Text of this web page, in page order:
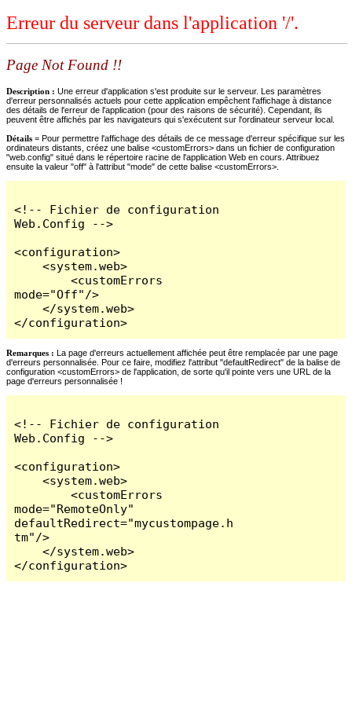
Erreur du serveur dans l'application '/'.
Page Not Found !!
Description : Une erreur d'application s'est produite sur le serveur. Les paramètres
d'erreur personnalisés actuels pour cette application empêchent l'affichage à distance
des détails de l'erreur de l'application (pour des raisons de sécurité). Cependant, ils
peuvent être affichés par les navigateurs qui s'exécutent sur l'ordinateur serveur local.
Détails = Pour permettre l'affichage des détails de ce message d'erreur spécifique sur les
ordinateurs distants, créez une balise <customErrors> dans un fichier de configuration
"web.config" situé dans le répertoire racine de l'application Web en cours. Attribuez
ensuite la valeur "off" à l'attribut "mode" de cette balise <customErrors>.
<!-- Fichier de configuration
Web.Config -->
<configuration>
    <system.web>
        <customErrors
mode="Off"/>
    </system.web>
</configuration>
Remarques : La page d'erreurs actuellement affichée peut être remplacée par une page
d'erreurs personnalisée. Pour ce faire, modifiez l'attribut "defaultRedirect" de la balise de
configuration <customErrors> de l'application, de sorte qu'il pointe vers une URL de la
page d'erreurs personnalisée !
<!-- Fichier de configuration
Web.Config -->
<configuration>
    <system.web>
        <customErrors
mode="RemoteOnly"
defaultRedirect="mycustompage.h
tm"/>
    </system.web>
</configuration>